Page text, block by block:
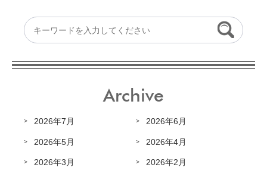
Archive
2026年7月 2026年6月
2026年5月 2026年4月
2026年3月 2026年2月